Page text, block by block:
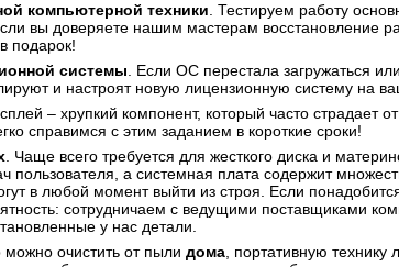
компьютерной техники . Тестируем работу
вы доверяете нашим мастерам восстановление
подарок!
системы . Если ОС перестала загружаться
и настроят новую лицензионную систему на
– хрупкий компонент, который часто страдает
справимся с этим заданием в короткие сроки!
. Чаще всего требуется для жесткого диска и
пользователя, а системная плата содержит
в любой момент выйти из строя. Если
сотрудничаем с ведущими поставщиками
у нас детали.
можно очистить от пыли дома , портативную